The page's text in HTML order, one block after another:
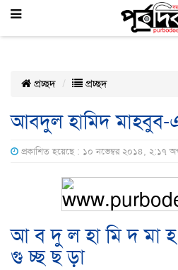
প্রচ্ছদ প্রচ্ছদ
আবদুল হামিদ
প্রকাশিত হয়েছে : ১০ নভেম্বর ২০১৪, ২:১৭
আ ব দু ল হা মি দ মা
গু চ্ছ ছ ড়া